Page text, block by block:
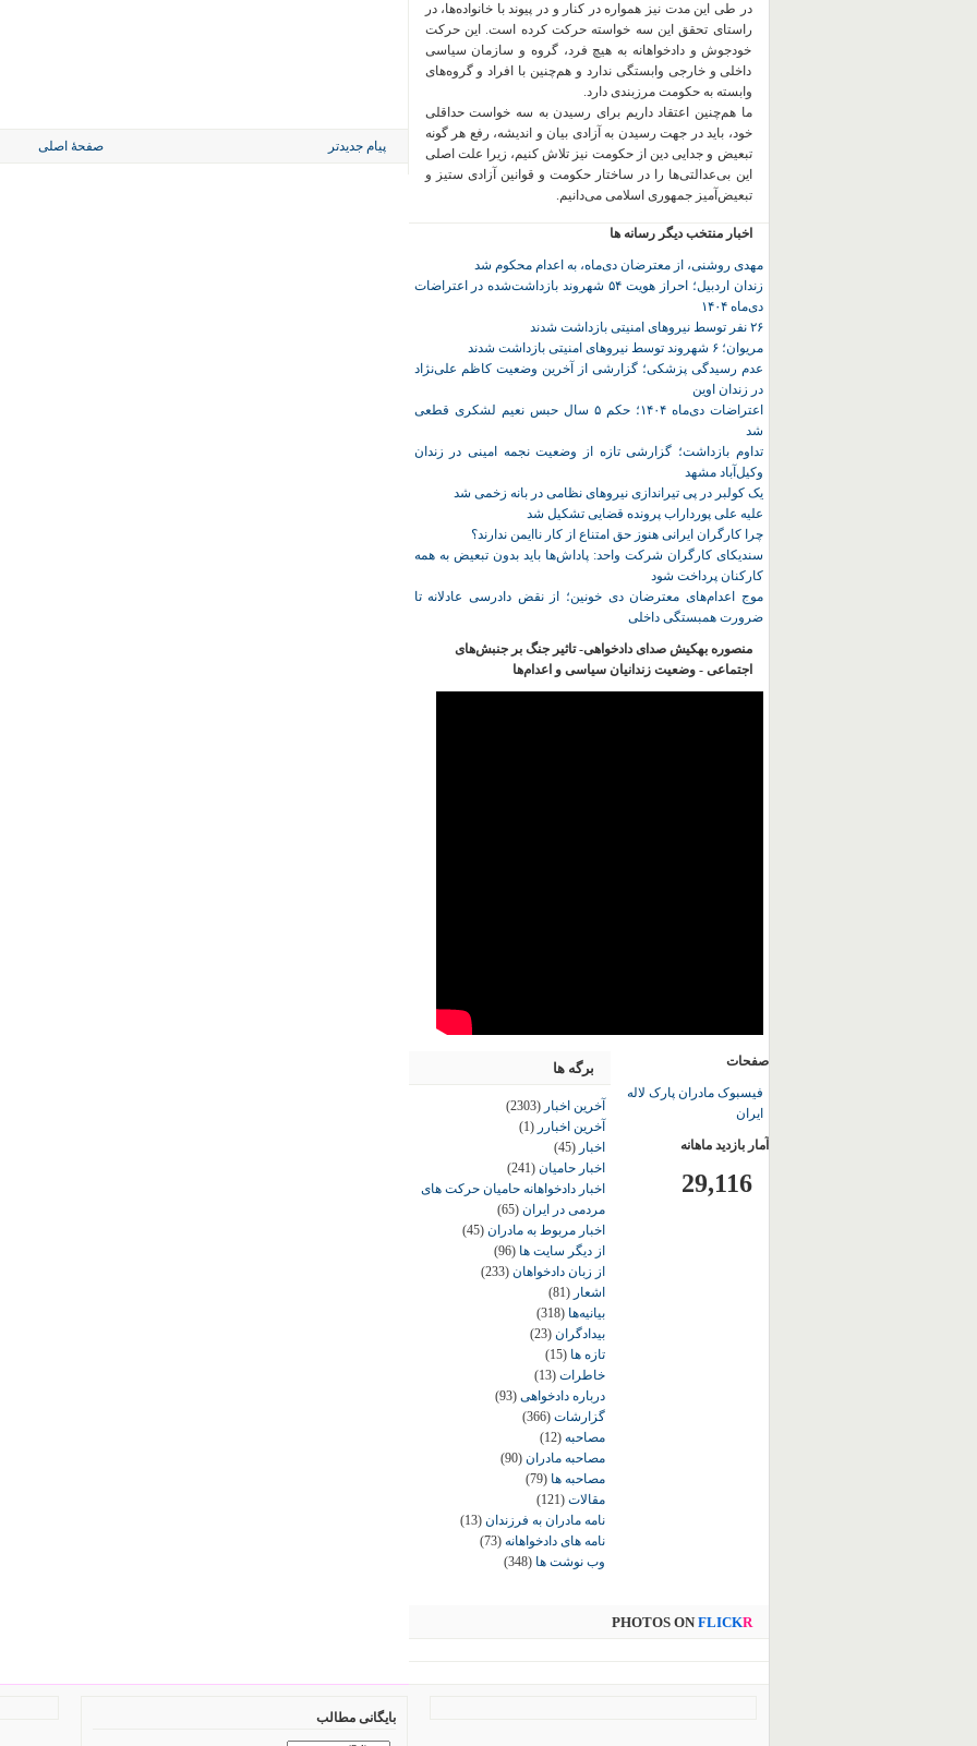
پیام جدیدتر صفحهٔ اصلی
در طی این مدت نیز همواره در کنار و در پیوند با خانواده‌ها، در
راستای تحقق این سه خواسته حرکت کرده است. این حرکت
خودجوش و دادخواهانه به هیچ فرد، گروه و سازمان سیاسی
داخلی و خارجی وابستگی ندارد و هم‌چنین با افراد و گروه‌های
وابسته به حکومت مرزبندی دارد.
ما هم‌چنین اعتقاد داریم برای رسیدن به سه خواست حداقلی
خود، باید در جهت رسیدن به آزادی بیان و اندیشه، رفع هر گونه
تبعیض و جدایی دین از حکومت نیز تلاش کنیم، زیرا علت اصلی
این بی‌عدالتی‌ها را در ساختار حکومت و قوانین آزادی ستیز و
تبعیض‌آمیز جمهوری اسلامی می‌دانیم.
اخبار منتخب دیگر رسانه ها
مهدی روشنی، از معترضان دی‌ماه، به اعدام محکوم شد
زندان اردبیل؛ احراز هویت ۵۴ شهروند بازداشت‌شده در اعتراضات
دی‌ماه ۱۴۰۴
۲۶ نفر توسط نیروهای امنیتی بازداشت شدند
مریوان؛ ۶ شهروند توسط نیروهای امنیتی بازداشت شدند
عدم رسیدگی پزشکی؛ گزارشی از آخرین وضعیت کاظم علی‌نژاد
در زندان اوین
اعتراضات دی‌ماه ۱۴۰۴؛ حکم ۵ سال حبس نعیم لشکری قطعی
شد
تداوم بازداشت؛ گزارشی تازه از وضعیت نجمه امینی در زندان
وکیل‌آباد مشهد
یک کولبر در پی تیراندازی نیروهای نظامی در بانه زخمی شد
علیه علی پورداراب پرونده قضایی تشکیل شد
چرا کارگران ایرانی هنوز حق امتناع از کار ناایمن ندارند؟
سندیکای کارگران شرکت واحد: پاداش‌ها باید بدون تبعیض به همه
کارکنان پرداخت شود
موج اعدام‌های معترضان دی‌ خونین؛ از نقض دادرسی عادلانه تا
ضرورت همبستگی داخلی
منصوره بهکیش صدای دادخواهی- تاثیر جنگ بر جنبش‌های
اجتماعی - وضعیت زندانیان سیاسی و اعدام‌ها
برگه ها
آخرین اخبار (2303)
آخرین اخبارر (1)
اخبار (45)
اخبار حامیان (241)
اخبار دادخواهانه حامیان حرکت های
مردمی در ایران (65)
اخبار مربوط به مادران (45)
از دیگر سایت ها (96)
از زبان دادخواهان (233)
اشعار (81)
بیانیه‌ها (318)
بیدادگران (23)
تازه ها (15)
خاطرات (13)
درباره دادخواهی (93)
گزارشات (366)
مصاحبه (12)
مصاحبه مادران (90)
مصاحبه ها (79)
مقالات (121)
نامه مادران به فرزندان (13)
نامه های دادخواهانه (73)
وب نوشت ها (348)
صفحات
فیسبوک مادران پارک لاله
ایران
آمار بازدید ماهانه
29,116
PHOTOS ON FLICKR
بایگانی مطالب